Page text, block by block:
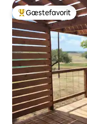
Bedste gæstefavorit
Gæstefavorit